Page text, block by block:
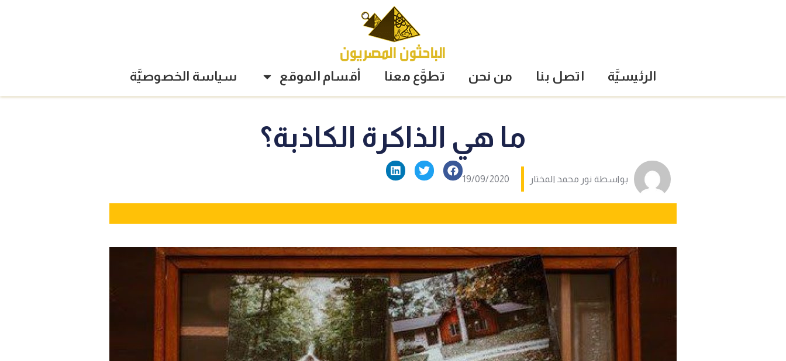
الرئيسيَّة اتصل بنا من نحن تطوَّع معنا أقسام الموقع سياسة الخصوصيَّة
ما هي الذاكرة الكاذبة؟
بواسطة نور محمد المختار 19/09/2020